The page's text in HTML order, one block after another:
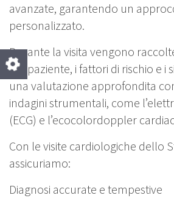
avanzate, garantendo un
personalizzato.
Durante la visita vengono
del paziente, i fattori di rischio e i
una valutazione approfondita
indagini strumentali, come
(ECG) e l’ecocolordoppler
Con le visite cardiologiche dello
assicuriamo:
Diagnosi accurate e tempestive